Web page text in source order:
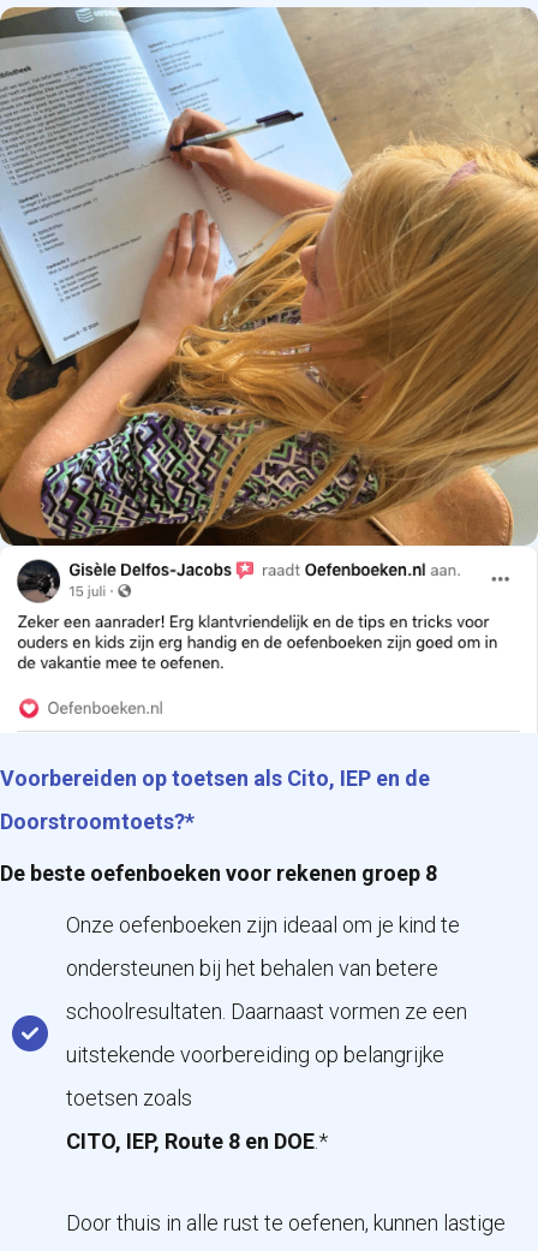
Voorbereiden op toetsen als Cito, IEP en de
Doorstroomtoets?*
De beste oefenboeken voor rekenen groep 8
Onze oefenboeken zijn ideaal om je kind te
ondersteunen bij het behalen van betere
schoolresultaten. Daarnaast vormen ze een
uitstekende voorbereiding op belangrijke
toetsen zoals
CITO, IEP, Route 8 en DOE.*
Door thuis in alle rust te oefenen, kunnen lastige